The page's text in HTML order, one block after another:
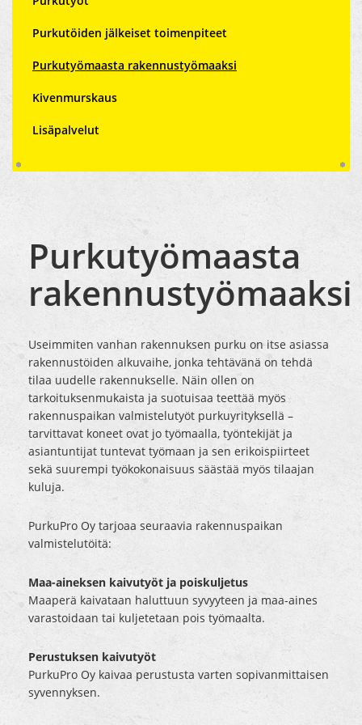
Purkutöiden jälkeiset toimenpiteet
Purkutyömaasta rakennustyömaaksi
Kivenmurskaus
Lisäpalvelut
Purkutyömaasta
rakennustyömaaksi
Useimmiten vanhan rakennuksen purku on itse asiassa
rakennustöiden alkuvaihe, jonka tehtävänä on tehdä
tilaa uudelle rakennukselle. Näin ollen on
tarkoituksenmukaista ja suotuisaa teettää myös
rakennuspaikan valmistelutyöt purkuyrityksellä –
tarvittavat koneet ovat jo työmaalla, työntekijät ja
asiantuntijat tuntevat työmaan ja sen erikoispiirteet
sekä suurempi työkokonaisuus säästää myös tilaajan
kuluja.
PurkuPro Oy tarjoaa seuraavia rakennuspaikan
valmistelutöitä:
Maa-aineksen kaivutyöt ja poiskuljetus
Maaperä kaivataan haluttuun syvyyteen ja maa-aines
varastoidaan tai kuljetetaan pois työmaalta.
Perustuksen kaivutyöt
PurkuPro Oy kaivaa perustusta varten sopivanmittaisen
syvennyksen.